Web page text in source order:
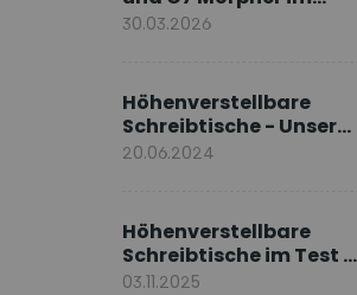
Vergleich: Welches
30.03.2026
Höhenverstellbare
Schreibtische - Unsere
E7-Serie
20.06.2024
Höhenverstellbare
Schreibtische im Test –
Die besten Standing
03.11.2025